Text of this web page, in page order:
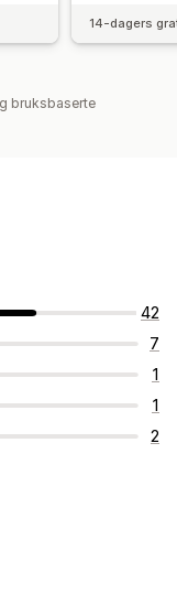
14-dagers
bruksbaserte
42
7
1
1
2